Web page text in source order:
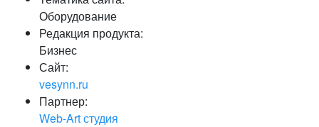
Оборудование
Редакция продукта:
Бизнес
Сайт:
vesynn.ru
Партнер:
Web-Art студия